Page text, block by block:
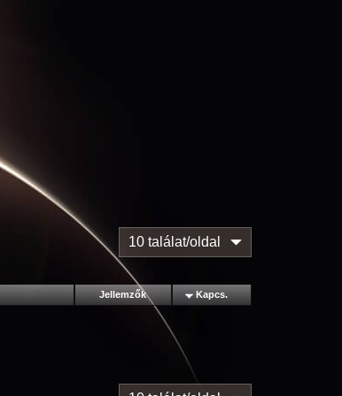
10 találat/oldal
Jellemzők Kapcs.